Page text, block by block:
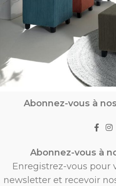
Abonnez-vous à
Abonnez-vous à
Enregistrez-vous pour
newsletter et recevoir